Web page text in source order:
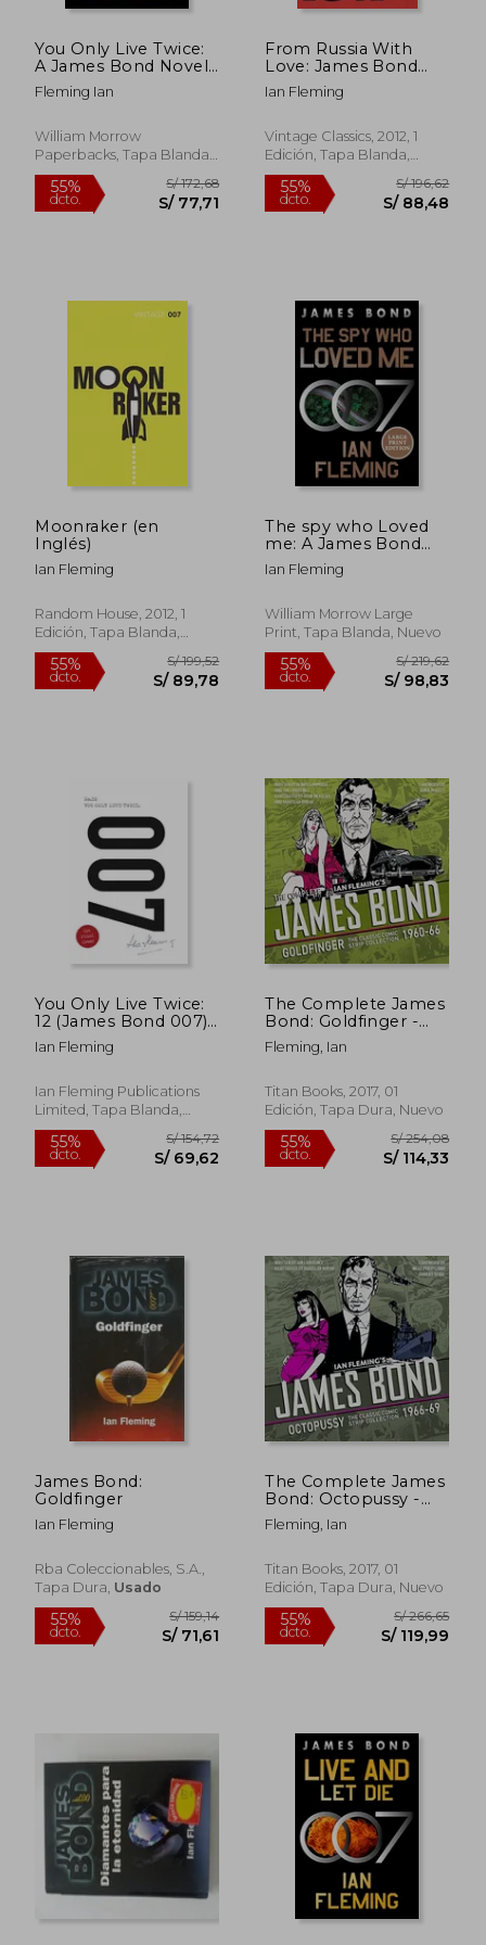
S/
You Only Live Twice:
A James Bond Novel
(en Inglés)
Fleming Ian
William Morrow
Paperbacks, Tapa Blanda,
Nuevo
55%
From Russia With
Love: James Bond
007 (en Inglés)
Ian Fleming
Vintage Classics, 2012, 1
Edición, Tapa Blanda,
Usado
55%
dcto.
S/
S/
Moonraker (en
Inglés)
Ian Fleming
Random House, 2012, 1
Edición, Tapa Blanda,
Usado
55%
dcto.
S/ 199,52
S/ 89,78
The spy who Loved
me: A James Bond
Novel (en Inglés)
Ian Fleming
William Morrow Large
Print, Tapa Blanda, Nuevo
55%
dcto.
You Only Live Twice:
12 (James Bond 007)
(en Inglés)
Ian Fleming
Ian Fleming Publications
Limited, Tapa Blanda,
Nuevo
The Complete James
Bond: Goldfinger -
the Classic Comic
Strip Collection 1960-
Classic Collection) (en
Inglés)
Fleming, Ian
Titan Books, 2017, 01
Edición, Tapa Dura, Nuevo
James Bond:
Goldfinger
Ian Fleming
Rba Coleccionables, S.A.,
Tapa Dura, Usado
The Complete James
Bond: Octopussy -
the Classic Comic
Strip Collection 1966-
Fleming, Ian
Titan Books, 2017, 01
Edición, Tapa Dura, Nuevo